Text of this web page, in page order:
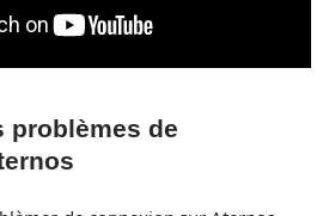
problèmes de